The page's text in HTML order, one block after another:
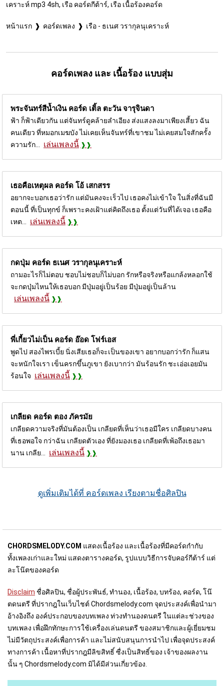
เคราะห์ mp3 4sh, เรือ คอร์ดกีต้าร์, เรือ เนื้อร้องคอร์ด
หน้าแรก คอร์ดเพลง เรือ - ธเนศ วรากุลนุเคราะห์
คอร์ดเพลง และ เนื้อร้อง แบบสุ่ม
พระจันทร์สีน้ำเงิน คอร์ด เติ้ล ตะวัน จารุจินดา
ฟ้า ก็ฟ้าเดียวกัน แต่จันทร์ดูคล้ายลำเอียง ส่งแสงลงมาเพียงเสี้ยว ฉัน
คนเดียว ที่หมอกเมฆบัง ไม่เคยเห็นจันทร์ที่เขาชม ไม่เคยสมใจสักครั้ง
ความรัก... เล่นเพลงนี้
เธอคือเหตุผล คอร์ด โอ้ เสกสรร
อยากจะบอกเธอว่ารัก แต่มันคงจะเร็วไป เธอคงไม่เข้าใจ ในสิ่งที่ฉันมี
ตอนนี้ ที่เป็นทุกข์ ก็เพราะคงเฝ้าแต่คิดถึงเธอ ตั้งแต่วันที่ได้เจอ เธอคือ
เหต... เล่นเพลงนี้
กดปุ่ม คอร์ด ธเนศ วรากุลนุเคราะห์
ถามอะไรก็ไม่ตอบ ชอบไม่ชอบก็ไม่บอก รักหรือจริงหรือแกล้งหลอกใช้
จะกดปุ่มไหนให้เธอบอก มีปุ่มอยู่เป็นร้อย มีปุ่มอยู่เป็นล้าน
เล่นเพลงนี้
พี่เกี้ยวไม่เป็น คอร์ด อ๊อด โฟร์เอส
พูดไป สองไพรเบี้ย นิ่งเสียเธอก็จะเป็นของเขา อยากบอกว่ารัก ก็แสน
จะหนักใจเรา เข็นครกขึ้นภูเขา ยังเบากว่า มันร้อนรัก ชะเอ่อเอยมัน
ร้อนใจ เล่นเพลงนี้
เกลียด คอร์ด ตอง ภัครมัย
เกลียดความจริงที่มันต้องเป็น เกลียดที่เห็นว่าเธอมีใคร เกลียดบางคน
ที่เธอพอใจ กว่าฉัน เกลียดตัวเอง ที่ยังมองเธอ เกลียดที่เพ้อถึงเธอมา
นาน เกลีย... เล่นเพลงนี้
ดูเพิ่มเติมได้ที่ คอร์ดเพลง เรียงตามชื่อศิลปิน
CHORDSMELODY.COM แสดงเนื้อร้อง และเนื้อร้องที่มีคอร์ดกำกับ
ทั้งเพลงเก่าและใหม่ แสดงตารางคอร์ด, รูปแบบวิธีการจับคอร์กีต้าร์ แต่
ละโน๊ตของคอร์ด
Disclaim ชื่อศิลปิน, ชื่อผู้ประพันธ์, ทำนอง, เนื้อร้อง, บทร้อง, คอร์ด, โน๊
ตดนตรี ที่ปรากฎในเว็บไชต์ Chordsmelody.com จุดประสงค์เพื่อนำมา
อ้างอิงถึง องค์ประกอบของบทเพลง ท่วงทำนองดนตรี ในแต่ละช่วงของ
บทเพลง เพื่อฝึกทักษะการใช้เครื่องเล่นดนตรี ของสมาชิกและผู้เยี่ยมชม
ไม่มีวัตถุประสงค์เพื่อการค้า และไม่สนับสนุนการนำไป เพื่อจุดประสงค์
ทางการค้า เนื้อหาที่ปรากฎมีลิขสิทธิ์ ซื่งเป็นสิทธิ์ของ เจ้าของผลงาน
นั้น ๆ Chordsmelody.com มิได้มีส่วนเกี่ยวข้อง.